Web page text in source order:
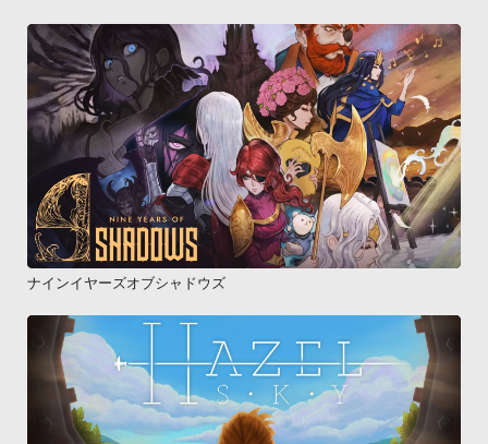
ナインイヤーズオブシャドウズ